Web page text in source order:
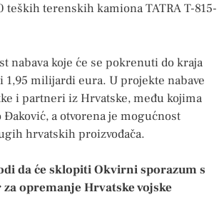
teških terenskih kamiona TATRA T-815-
nabava koje će se pokrenuti do kraja
1,95 milijardi eura. U projekte nabave
i partneri iz Hrvatske, među kojima
a otvorena je mogućnost
hrvatskih proizvođača.
da će sklopiti Okvirni sporazum s
opremanje Hrvatske vojske